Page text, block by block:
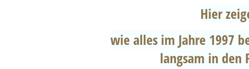
Hier
wie alles im Jahre 1997
langsam in den